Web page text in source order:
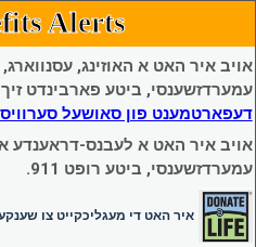
Alerts
אויב איר האט א האוזינג, עסנווארג,
עמערדזשענסי, ביטע פארבינדט
דעפארטמענט פון סאושעל
אויב איר האט א לעבנס-דראענדע
עמערדזשענסי, ביטע רופט 911.
איר האט די מעגליכקייט צו